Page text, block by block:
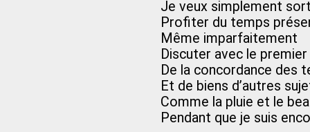
Je veux simplement
Profiter du temps
Même imparfaitement
Discuter avec le
De la concordance des
Et de biens d’autres
Comme la pluie et le
Pendant que je suis